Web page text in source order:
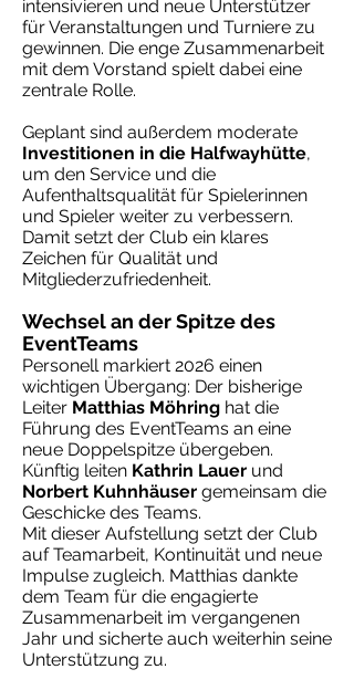
intensivieren und neue Unterstützer
für Veranstaltungen und Turniere zu
gewinnen. Die enge Zusammenarbeit
mit dem Vorstand spielt dabei eine
zentrale Rolle.
Geplant sind außerdem moderate
Investitionen in die Halfwayhütte,
um den Service und die
Aufenthaltsqualität für Spielerinnen
und Spieler weiter zu verbessern.
Damit setzt der Club ein klares
Zeichen für Qualität und
Mitgliederzufriedenheit.
Wechsel an der Spitze des
EventTeams
Personell markiert 2026 einen
wichtigen Übergang: Der bisherige
Leiter Matthias Möhring hat die
Führung des EventTeams an eine
neue Doppelspitze übergeben.
Künftig leiten Kathrin Lauer und
Norbert Kuhnhäuser gemeinsam die
Geschicke des Teams.
Mit dieser Aufstellung setzt der Club
auf Teamarbeit, Kontinuität und neue
Impulse zugleich. Matthias dankte
dem Team für die engagierte
Zusammenarbeit im vergangenen
Jahr und sicherte auch weiterhin seine
Unterstützung zu.